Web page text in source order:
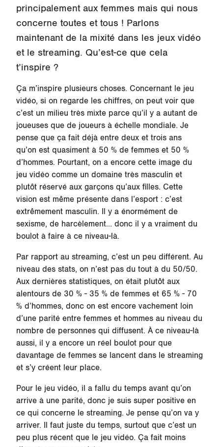
principalement aux femmes mais qui nous
concerne toutes et tous ! Parlons
maintenant de la mixité dans les jeux vidéo
et le streaming. Qu’est-ce que cela
t’inspire ?
Ça m’inspire plusieurs choses. Concernant le jeu
vidéo, si on regarde les chiffres, on peut voir que
c’est un milieu très mixte parce qu’il y a autant de
joueuses que de joueurs à échelle mondiale. Je
pense que ça fait déjà entre deux et trois ans
qu’on est quasiment à 50 % de femmes et 50 %
d’hommes. Pourtant, on a encore cette image du
jeu vidéo comme un domaine très masculin et
plutôt réservé aux garçons qu’aux filles. Cette
vision est même présente dans l’esport : c’est
extrêmement masculin. Il y a énormément de
sexisme, de harcèlement… donc il y a vraiment du
boulot à faire à ce niveau-là.
Par rapport au streaming, c’est un peu différent. Au
niveau des stats, on n’est pas du tout à du 50/50.
Aux dernières statistiques, on était plutôt aux
alentours de 30 % - 35 % de femmes et 65 % - 70
% d’hommes, donc on est encore vachement loin
d’une parité entre femmes et hommes au niveau du
nombre de personnes qui diffusent. À ce niveau-là
aussi, il y a encore un réel boulot pour que
davantage de femmes se lancent dans le streaming
et s’y créent leur place.
Pour le jeu vidéo, il a fallu du temps avant qu’on
arrive à une parité, donc je suis super positive en
ce qui concerne le streaming. Je pense qu’on va y
arriver. Il faut juste du temps, surtout que c’est un
peu plus récent que le jeu vidéo. Ça fait moins